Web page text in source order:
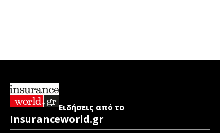
Ειδήσεις από το
Insuranceworld.gr